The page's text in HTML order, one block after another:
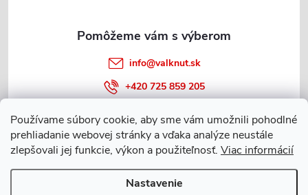
Používame súbory cookie, aby sme vám umožnili pohodlné
prehliadanie webovej stránky a vďaka analýze neustále
zlepšovali jej funkcie, výkon a použiteľnosť. Viac informácií
Nastavenie
Informácie o nákupe
info@valknut.sk
+420 725 859 205